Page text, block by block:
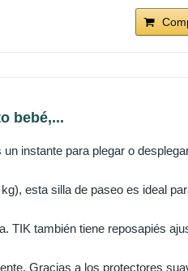
bebé,...
instante para plegar o
esta silla de paseo es ideal
TIK también tiene reposapiés
Gracias a los protectores